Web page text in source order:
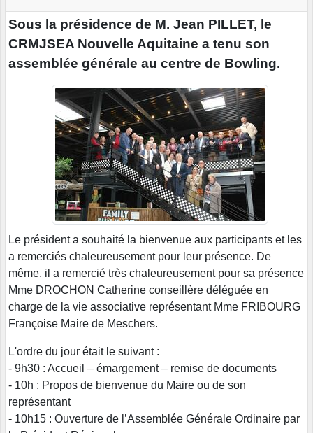
Sous la présidence de M. Jean PILLET, le
CRMJSEA Nouvelle Aquitaine a tenu son
assemblée générale au centre de Bowling.
Le président a souhaité la bienvenue aux participants et les
a remerciés chaleureusement pour leur présence. De
même, il a remercié très chaleureusement pour sa présence
Mme DROCHON Catherine conseillère déléguée en
charge de la vie associative représentant Mme FRIBOURG
Françoise Maire de Meschers.
L'ordre du jour était le suivant :
- 9h30 : Accueil – émargement – remise de documents
- 10h : Propos de bienvenue du Maire ou de son
représentant
- 10h15 : Ouverture de l’Assemblée Générale Ordinaire par